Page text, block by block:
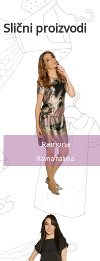
Slični proizvodi
Ramona
Ravna haljina